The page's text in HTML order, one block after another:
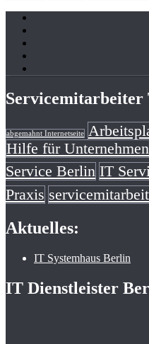
Servicemitarbeiter
abgemahnt Internetseite
Hilfe für Unternehmen
Service Berlin IT
Praxis
Aktuelles:
IT Systemhaus Berlin
IT Dienstleister